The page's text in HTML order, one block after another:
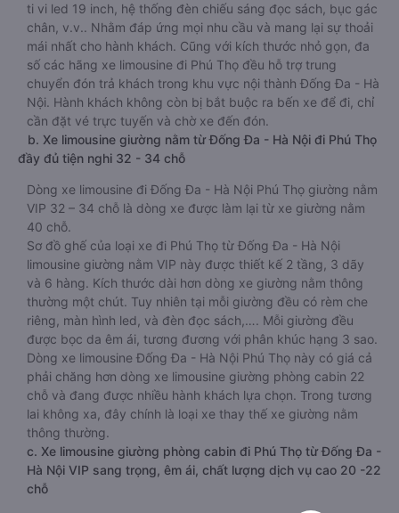
ti vi led 19 inch, hệ thống đèn chiếu sáng đọc sách, bục gác
chân, v.v.. Nhằm đáp ứng mọi nhu cầu và mang lại sự thoải
mái nhất cho hành khách. Cũng với kích thước nhỏ gọn, đa
số các hãng xe limousine đi Phú Thọ đều hỗ trợ trung
chuyển đón trả khách trong khu vực nội thành Đống Đa - Hà
Nội. Hành khách không còn bị bắt buộc ra bến xe để đi, chỉ
cần đặt vé trực tuyến và chờ xe đến đón.
b. Xe limousine giường nằm từ Đống Đa - Hà Nội đi Phú Thọ
đầy đủ tiện nghi 32 - 34 chỗ
Dòng xe limousine đi Đống Đa - Hà Nội Phú Thọ giường nằm
VIP 32 – 34 chỗ là dòng xe được làm lại từ xe giường nằm
40 chỗ.
Sơ đồ ghế của loại xe đi Phú Thọ từ Đống Đa - Hà Nội
limousine giường nằm VIP này được thiết kế 2 tầng, 3 dãy
và 6 hàng. Kích thước dài hơn dòng xe giường nằm thông
thường một chút. Tuy nhiên tại mỗi giường đều có rèm che
riêng, màn hình led, và đèn đọc sách,…. Mỗi giường đều
được bọc da êm ái, tương đương với phân khúc hạng 3 sao.
Dòng xe limousine Đống Đa - Hà Nội Phú Thọ này có giá cả
phải chăng hơn dòng xe limousine giường phòng cabin 22
chỗ và đang được nhiều hành khách lựa chọn. Trong tương
lai không xa, đây chính là loại xe thay thế xe giường nằm
thông thường.
c. Xe limousine giường phòng cabin đi Phú Thọ từ Đống Đa -
Hà Nội VIP sang trọng, êm ái, chất lượng dịch vụ cao 20 -22
chỗ